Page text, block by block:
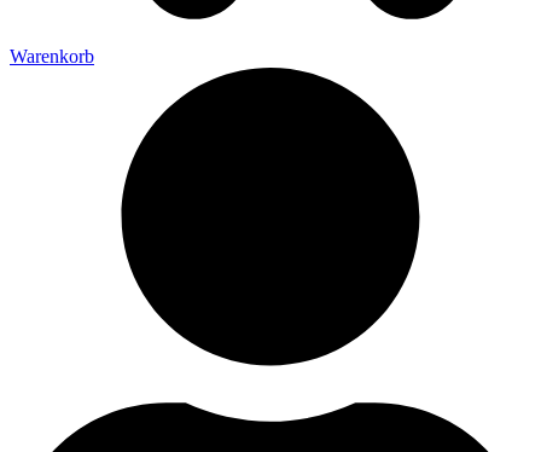
Warenkorb